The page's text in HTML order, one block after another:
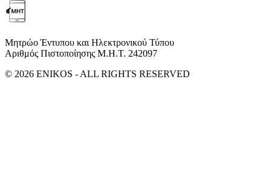
Μητρώο Έντυπου και Ηλεκτρονικού Τύπου
Αριθμός Πιστοποίησης Μ.Η.Τ. 242097
© 2026 ENIKOS - ALL RIGHTS RESERVED